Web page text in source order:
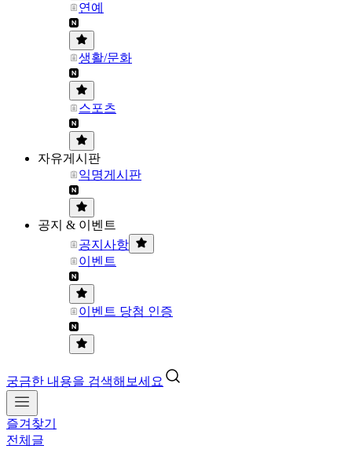
연예
생활/문화
스포츠
자유게시판
익명게시판
공지 & 이벤트
공지사항
이벤트
이벤트 당첨 인증
궁금한 내용을 검색해보세요
즐겨찾기
전체글